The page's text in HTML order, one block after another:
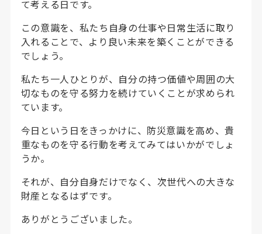
て考える日です。
この意識を、私たち自身の仕事や日常生活に取り
入れることで、より良い未来を築くことができる
でしょう。
私たち一人ひとりが、自分の持つ価値や周囲の大
切なものを守る努力を続けていくことが求められ
ています。
今日という日をきっかけに、防災意識を高め、貴
重なものを守る行動を考えてみてはいかがでしょ
うか。
それが、自分自身だけでなく、次世代への大きな
財産となるはずです。
ありがとうございました。